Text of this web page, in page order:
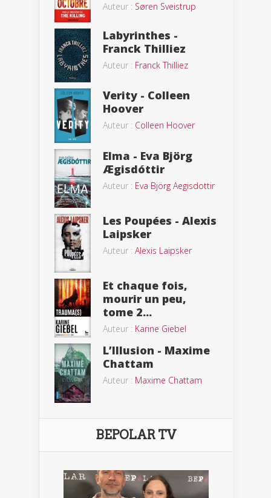
Auteur : Søren Sveistrup
Labyrinthes -
Franck Thilliez
Auteur : Franck Thilliez
Verity - Colleen
Hoover
Auteur : Colleen Hoover
Elma - Eva Björg
Ægisdóttir
Auteur : Eva Björg Aegisdottir
Les Poupées - Alexis
Laipsker
Auteur : Alexis Laipsker
Et chaque fois,
mourir un peu,
tome 2...
Auteur : Karine Giebel
L’Illusion - Maxime
Chattam
Auteur : Maxime Chattam
BEPOLAR TV